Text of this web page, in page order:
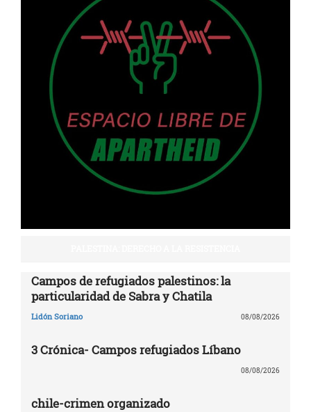
Campos de refugiados palestinos: la
particularidad de Sabra y Chatila
Lidón Soriano 08/08/2026
3 Crónica- Campos refugiados Líbano
08/08/2026
chile-crimen organizado